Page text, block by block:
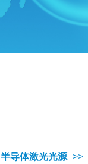
半导体激光光源 >>